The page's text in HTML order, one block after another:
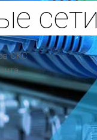
сети
СКС